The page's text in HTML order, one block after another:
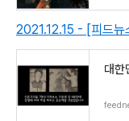
2021.12.15 - [피드뉴
대한